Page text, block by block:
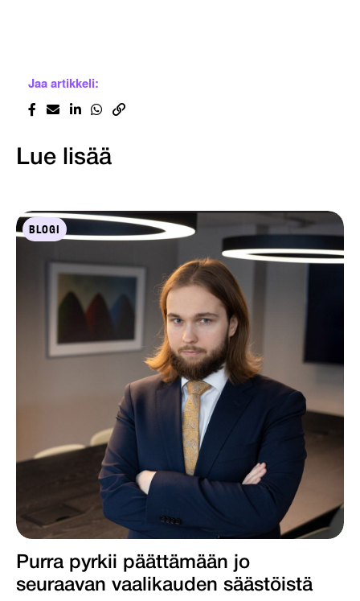
Jaa artikkeli:
Lue lisää
BLOGI
Purra pyrkii päättämään jo
seuraavan vaalikauden säästöistä